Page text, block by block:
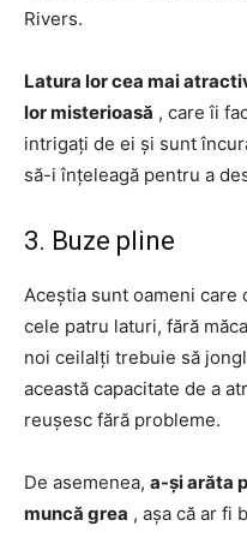
Rivers.
Latura lor cea mai
lor misterioasă , care îi
intrigați de ei și sunt
să-i înțeleagă pentru a
3. Buze pline
Aceștia sunt oameni care
cele patru laturi, fără
noi ceilalți trebuie să
această capacitate de a
reușesc fără probleme.
De asemenea, a-și arăta
muncă grea , așa că ar fi